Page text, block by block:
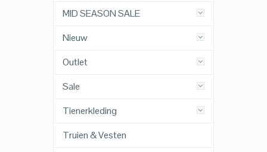
MID SEASON SALE
Nieuw
Outlet
Sale
Tienerkleding
Truien & Vesten